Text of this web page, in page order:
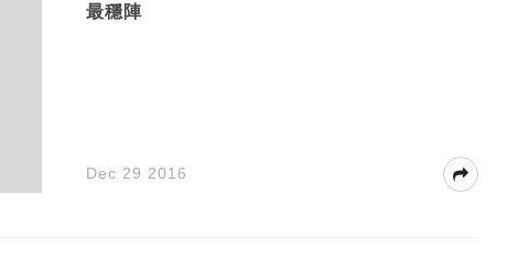
最穩陣
Dec 29 2016